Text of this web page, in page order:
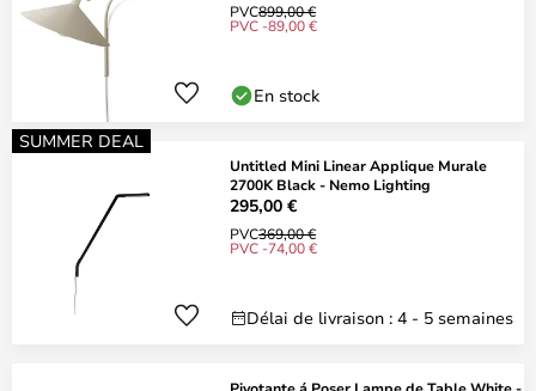
PVC899,00 €
PVC -89,00 €
En stock
SUMMER DEAL
Untitled Mini Linear Applique Murale
2700K Black - Nemo Lighting
295,00 €
PVC369,00 €
PVC -74,00 €
Délai de livraison : 4 - 5 semaines